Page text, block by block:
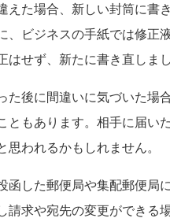
えた場合、新しい封筒に書
、ビジネスの手紙では修正
はせず、新たに書き直しまし
た後に間違いに気づいた場
ともあります。 相手に届い
思われるかもしれません。
函した郵便局や集配郵便局
請求や宛先の変更ができる